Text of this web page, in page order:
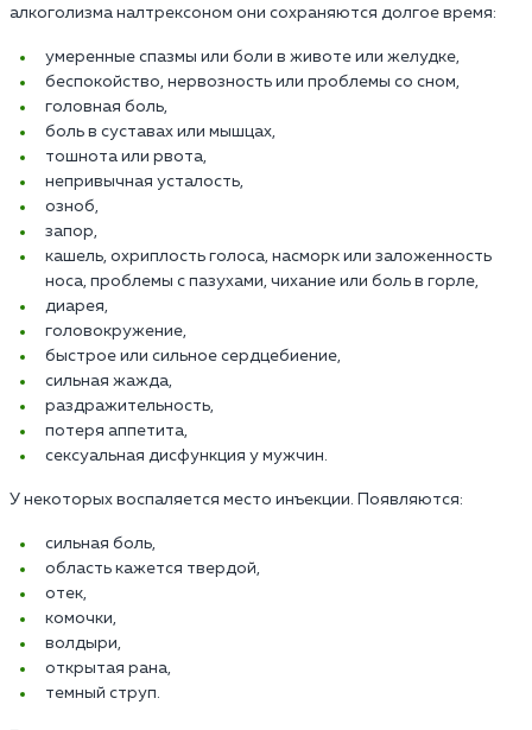
алкоголизма налтрексоном они сохраняются долгое время:
умеренные спазмы или боли в животе или желудке,
беспокойство, нервозность или проблемы со сном,
головная боль,
боль в суставах или мышцах,
тошнота или рвота,
непривычная усталость,
озноб,
запор,
кашель, охриплость голоса, насморк или заложенность
носа, проблемы с пазухами, чихание или боль в горле,
диарея,
головокружение,
быстрое или сильное сердцебиение,
сильная жажда,
раздражительность,
потеря аппетита,
сексуальная дисфункция у мужчин.
У некоторых воспаляется место инъекции. Появляются:
сильная боль,
область кажется твердой,
отек,
комочки,
волдыри,
открытая рана,
темный струп.